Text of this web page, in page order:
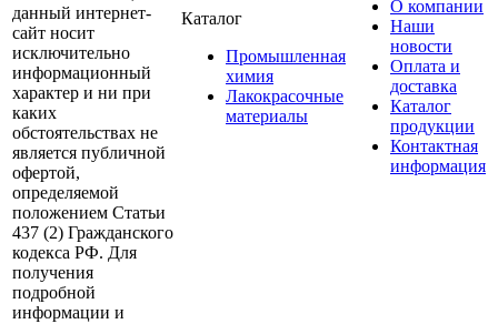
данный интернет-
сайт носит
исключительно
информационный
характер и ни при
каких
обстоятельствах не
является публичной
офертой,
определяемой
положением Статьи
437 (2) Гражданского
кодекса РФ. Для
получения
подробной
информации и
Каталог
Промышленная
химия
Лакокрасочные
материалы
О компании
Наши
новости
Оплата и
доставка
Каталог
продукции
Контактная
информация